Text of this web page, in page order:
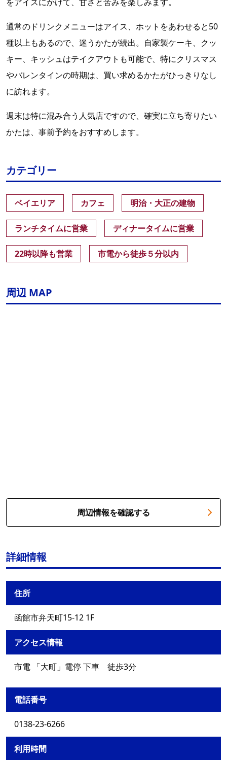
通常のドリンクメニューはアイス、ホットをあわせると50
種以上もあるので、迷うかたが続出。自家製ケーキ、クッ
キー、キッシュはテイクアウトも可能で、特にクリスマス
やバレンタインの時期は、買い求めるかたがひっきりなし
に訪れます。
週末は特に混み合う人気店ですので、確実に立ち寄りたい
かたは、事前予約をおすすめします。
カテゴリー
ベイエリア カフェ 明治・大正の建物
ランチタイムに営業 ディナータイムに営業
22時以降も営業 市電から徒歩５分以内
周辺 MAP
周辺情報を確認する
詳細情報
住所
函館市弁天町15-12 1F
アクセス情報
市電 「大町」電停 下車 徒歩3分
電話番号
0138-23-6266
利用時間